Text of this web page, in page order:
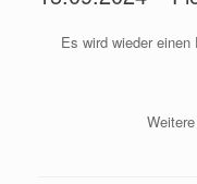
Es wird wieder